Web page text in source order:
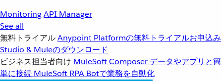
MonitoringAPI Manager
See all
無料トライアルAnypoint Platformの無料トライアルお申込み
Studio & Muleのダウンロード
ビジネス担当者向け MuleSoft Composer データやアプリと簡
単に接続 MuleSoft RPA Botで業務を自動化